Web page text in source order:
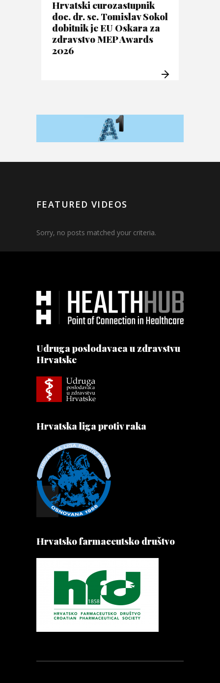
Hrvatski eurozastupnik
doc. dr. sc. Tomislav Sokol
dobitnik je EU Oskara za
zdravstvo MEP Awards
2026
FEATURED VIDEOS
Sorry, no posts matched your criteria.
Udruga poslodavaca u zdravstvu
Hrvatske
Hrvatska liga protiv raka
Hrvatsko farmaceutsko društvo